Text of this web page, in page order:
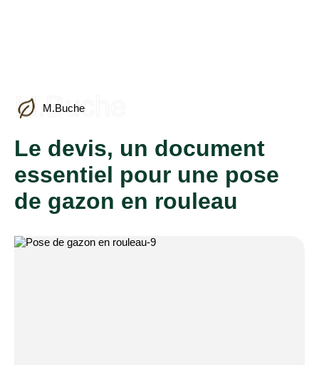
M.Buche
M.Buche
Le devis, un document
essentiel pour une pose
de gazon en rouleau